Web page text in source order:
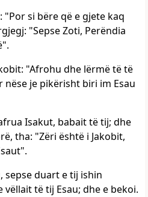
si bëre që e gjete kaq
"Sepse Zoti, Perëndia
"Afrohu dhe lërmë të të
je pikërisht biri im Esau
Isakut, babait të tij; dhe
tha: "Zëri është i Jakobit,
sepse duart e tij ishin
të tij Esau; dhe e bekoi.